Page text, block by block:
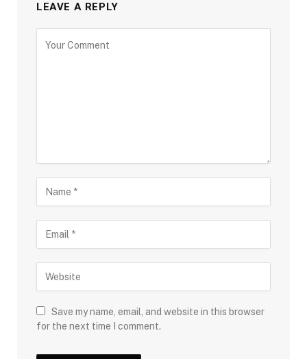
LEAVE A REPLY
Save my name, email, and website in this browser
for the next time I comment.